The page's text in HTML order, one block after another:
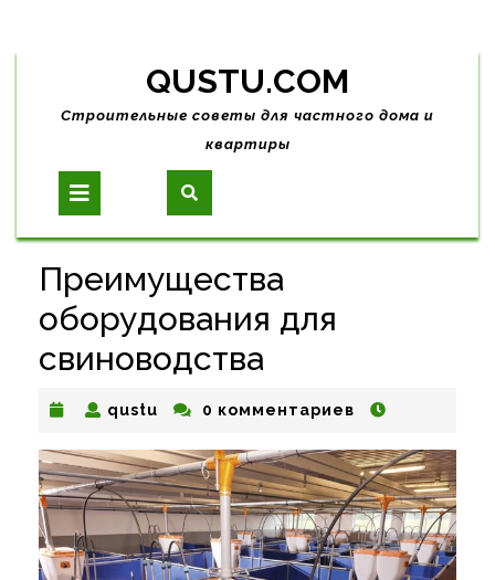
Skip
content
QUSTU.COM
Строительные советы для частного дома и
квартиры
Open
Button
Преимущества
оборудования для
свиноводства
qustu qustu0 комментариев